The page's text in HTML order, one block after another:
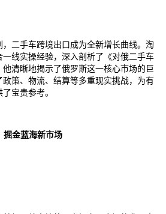
二手车跨境出口成为全新增长曲线。 淘
一线实操经验，深入剖析了《对俄二手车
清晰地揭示了俄罗斯这一核心市场的巨
策、物流、结算等多重现实挑战，为有
宝贵参考。
掘金蓝海新市场